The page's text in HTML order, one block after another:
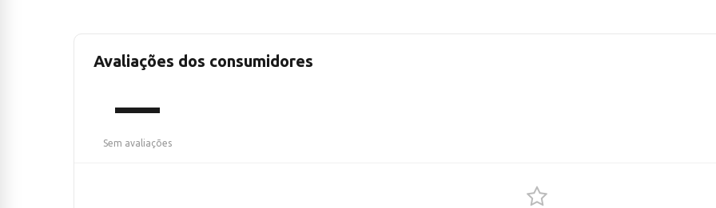
Avaliações dos consumidores
—
Sem avaliações